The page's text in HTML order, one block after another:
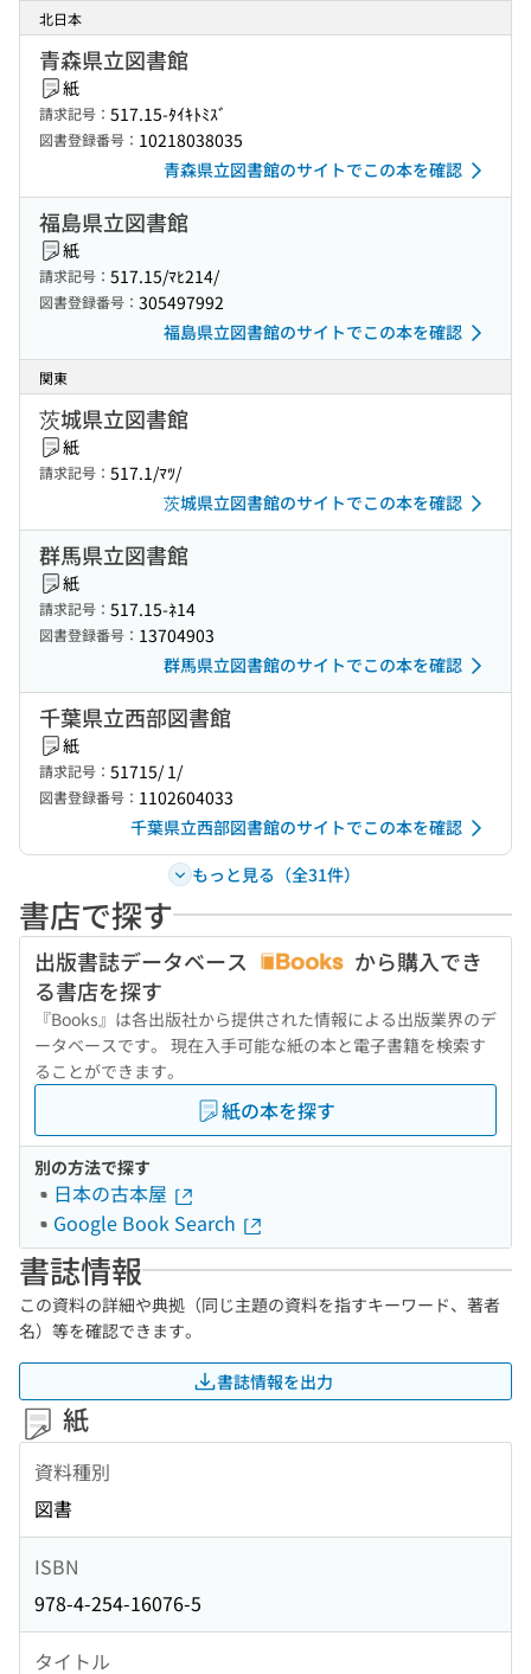
北日本
青森県立図書館
紙
請求記号： 517.15-ﾀｲｷﾄﾐｽﾞ
図書登録番号： 10218038035
青森県立図書館のサイトでこの本を確認
福島県立図書館
紙
請求記号： 517.15/ﾏﾋ214/
図書登録番号： 305497992
福島県立図書館のサイトでこの本を確認
関東
茨城県立図書館
紙
請求記号： 517.1/ﾏﾂ/
茨城県立図書館のサイトでこの本を確認
群馬県立図書館
紙
請求記号： 517.15-ﾈ14
図書登録番号： 13704903
群馬県立図書館のサイトでこの本を確認
千葉県立西部図書館
紙
請求記号： 51715/ 1/
図書登録番号： 1102604033
千葉県立西部図書館のサイトでこの本を確認
もっと見る（全31件）
書店で探す
出版書誌データベース
から購入でき
る書店を探す
『Books』は各出版社から提供された情報による出版業界のデ
ータベースです。 現在入手可能な紙の本と電子書籍を検索す
ることができます。
紙の本を探す
別の方法で探す
日本の古本屋
Google Book Search
書誌情報
この資料の詳細や典拠（同じ主題の資料を指すキーワード、著者
名）等を確認できます。
書誌情報を出力
紙
資料種別
図書
ISBN
978-4-254-16076-5
タイトル